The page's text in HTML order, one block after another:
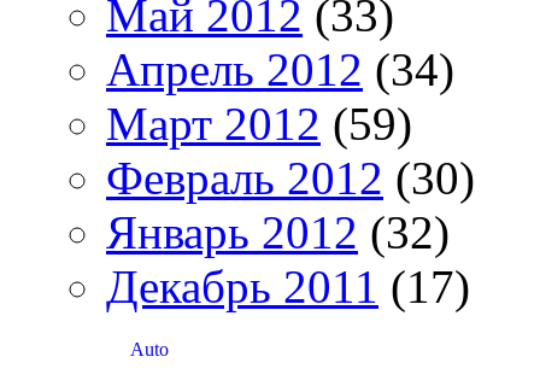
Май 2012 (33)
Апрель 2012 (34)
Март 2012 (59)
Февраль 2012 (30)
Январь 2012 (32)
Декабрь 2011 (17)